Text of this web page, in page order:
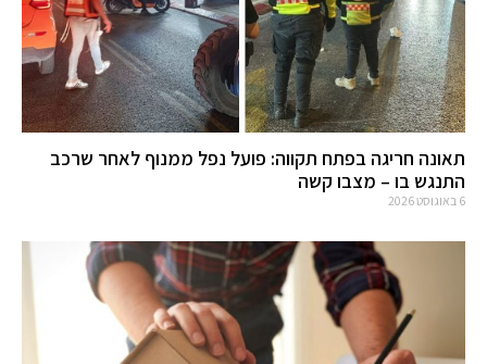
תאונה חריגה בפתח תקווה: פועל נפל ממנוף לאחר שרכב
התנגש בו – מצבו קשה
6 באוגוסט 2026